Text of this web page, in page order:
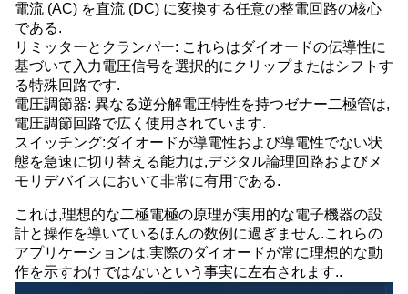
電流 (AC) を直流 (DC) に変換する任意の整電回路の核心
である.
リミッターとクランパー: これらはダイオードの伝導性に
基づいて入力電圧信号を選択的にクリップまたはシフトす
る特殊回路です.
電圧調節器: 異なる逆分解電圧特性を持つゼナー二極管は,
電圧調節回路で広く使用されています.
スイッチング:ダイオードが導電性および導電性でない状
態を急速に切り替える能力は,デジタル論理回路およびメ
モリデバイスにおいて非常に有用である.
これは,理想的な二極電極の原理が実用的な電子機器の設
計と操作を導いているほんの数例に過ぎません.これらの
アプリケーションは,実際のダイオードが常に理想的な動
作を示すわけではないという事実に左右されます..